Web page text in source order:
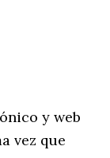
y web
vez que